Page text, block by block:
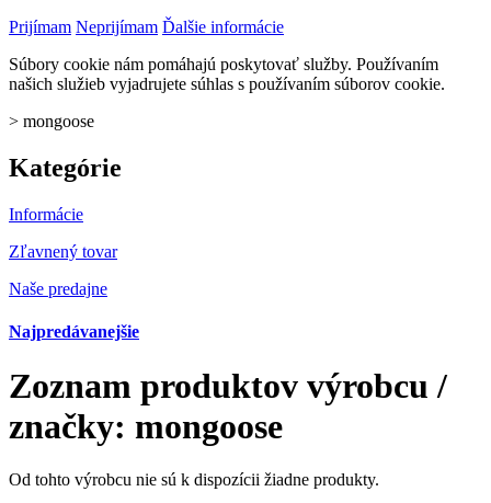
Prijímam Neprijímam Ďalšie informácie
Súbory cookie nám pomáhajú poskytovať služby. Používaním
našich služieb vyjadrujete súhlas s používaním súborov cookie.
> mongoose
Kategórie
Informácie
Zľavnený tovar
Naše predajne
Najpredávanejšie
Zoznam produktov výrobcu /
značky: mongoose
Od tohto výrobcu nie sú k dispozícii žiadne produkty.